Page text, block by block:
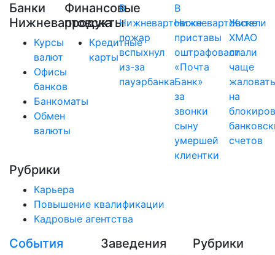
Банки
Нижневартовска
Курсы
валют
Офисы
банков
Банкоматы
Обмен
валюты
Финансовые
продукты
Кредитные
карты
В
Нижневартовске
пожар
вспыхнул
из-за
пауэрбанка
В
Нижневартовске
приставы
оштрафовали
«Почта
Банк»
за
звонки
сыну
умершей
клиентки
Жители
ХМАО
стали
чаще
на
счетов
Рубрики
Карьера
Повышение квалификации
Кадровые агентства
События Заведения Рубрики